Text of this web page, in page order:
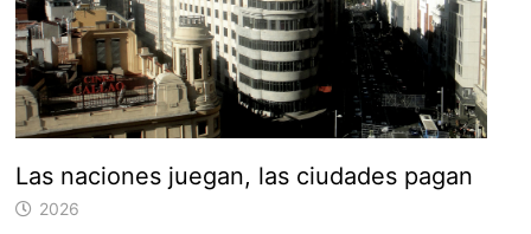
Las naciones juegan, las ciudades pagan
2026